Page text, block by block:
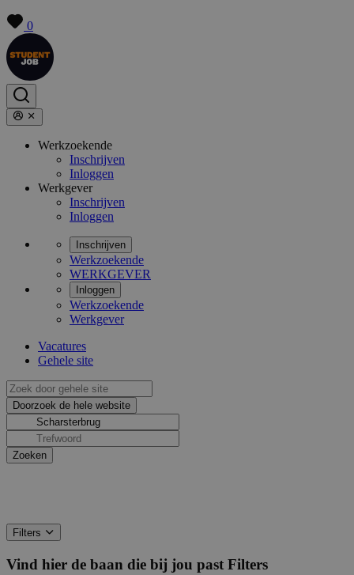
0
Werkzoekende
Inschrijven
Inloggen
Werkgever
Inschrijven
Inloggen
Inschrijven
Werkzoekende
WERKGEVER
Inloggen
Werkzoekende
Werkgever
Vacatures
Gehele site
Filters
Vind hier de baan die bij jou past Filters